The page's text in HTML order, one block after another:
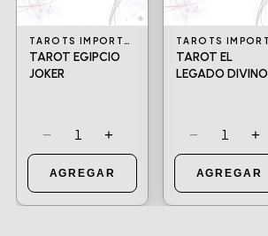
TAROTS IMPORTADOS Y NACIONALES
TAROT EGIPCIO
JOKER
− 1 +
AGREGAR
TAROT EL
LEGADO DIVINO
− 1 +
AGREGAR